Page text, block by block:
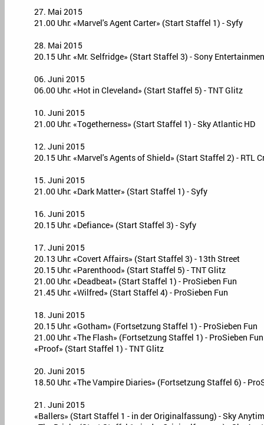
27. Mai 2015
21.00 Uhr: «Marvel's Agent Carter» (Start Staffel 1) - Syfy
28. Mai 2015
20.15 Uhr: «Mr. Selfridge» (Start Staffel 3) - Sony
06. Juni 2015
06.00 Uhr: «Hot in Cleveland» (Start Staffel 5) - TNT Glitz
10. Juni 2015
21.00 Uhr: «Togetherness» (Start Staffel 1) - Sky Atlantic HD
12. Juni 2015
20.15 Uhr: «Marvel's Agents of Shield» (Start Staffel 2) - RTL
15. Juni 2015
21.00 Uhr: «Dark Matter» (Start Staffel 1) - Syfy
16. Juni 2015
20.15 Uhr: «Defiance» (Start Staffel 3) - Syfy
17. Juni 2015
20.13 Uhr: «Covert Affairs» (Start Staffel 3) - 13th Street
20.15 Uhr: «Parenthood» (Start Staffel 5) - TNT Glitz
21.00 Uhr: «Deadbeat» (Start Staffel 1) - ProSieben Fun
21.45 Uhr: «Wilfred» (Start Staffel 4) - ProSieben Fun
18. Juni 2015
20.15 Uhr: «Gotham» (Fortsetzung Staffel 1) - ProSieben Fun
21.00 Uhr: «The Flash» (Fortsetzung Staffel 1) - ProSieben Fun
«Proof» (Start Staffel 1) - TNT Glitz
20. Juni 2015
18.50 Uhr: «The Vampire Diaries» (Fortsetzung Staffel 6) -
21. Juni 2015
«Ballers» (Start Staffel 1 - in der Originalfassung) - Sky